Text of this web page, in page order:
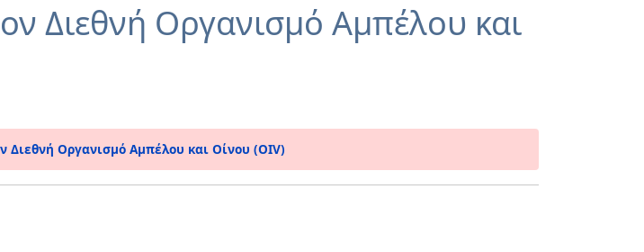
Διεθνή Οργανισμό Αμπέλου και
Διεθνή Οργανισμό Αμπέλου και Οίνου (OIV)